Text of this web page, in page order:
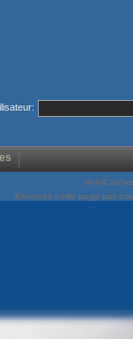
Voir/
Envoyez cette page par